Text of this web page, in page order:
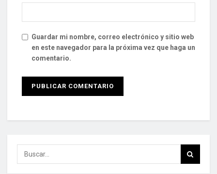
Guardar mi nombre, correo electrónico y sitio web
en este navegador para la próxima vez que haga un
comentario.